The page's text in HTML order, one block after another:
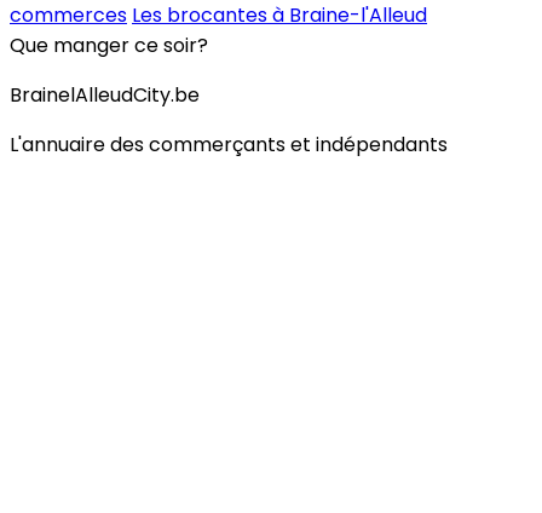
commerces Les brocantes à Braine-l'Alleud
Que manger ce soir?
BrainelAlleudCity.be
L'annuaire des commerçants et indépendants